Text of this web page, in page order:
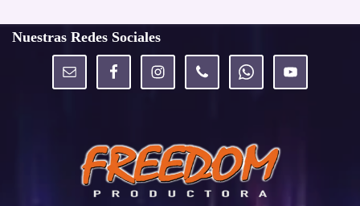
Nuestras Redes Sociales